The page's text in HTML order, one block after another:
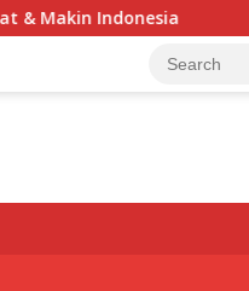
El Mencho: Sosok